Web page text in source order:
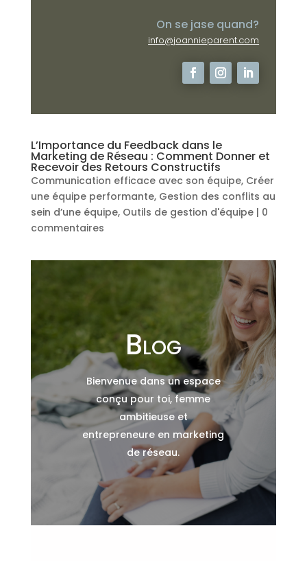
On se jase quand?
info@joannieparent.com
L’Importance du Feedback dans le
Marketing de Réseau : Comment Donner et
Recevoir des Retours Constructifs
Communication efficace avec son équipe, Créer
une équipe performante, Gestion des conflits au
sein d’une équipe, Outils de gestion d'équipe| 0
commentaires
Blog
Bienvenue dans un espace
conçu pour toi, femme
ambitieuse et
entrepreneure en marketing
de réseau.